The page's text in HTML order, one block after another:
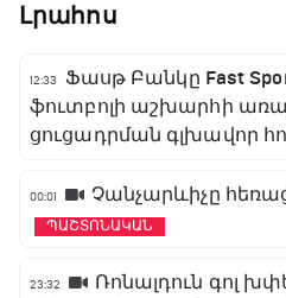
Լրահոս
12:33
Ֆասթ Բանկը Fast
ֆուտբոլի աշխարհի
ցուցադրման գլխավոր
00:01 Չանչարևիչը
ՊԱՇՏՈՆԱԿԱՆ
23:32
Ռոնալդուն գոլ